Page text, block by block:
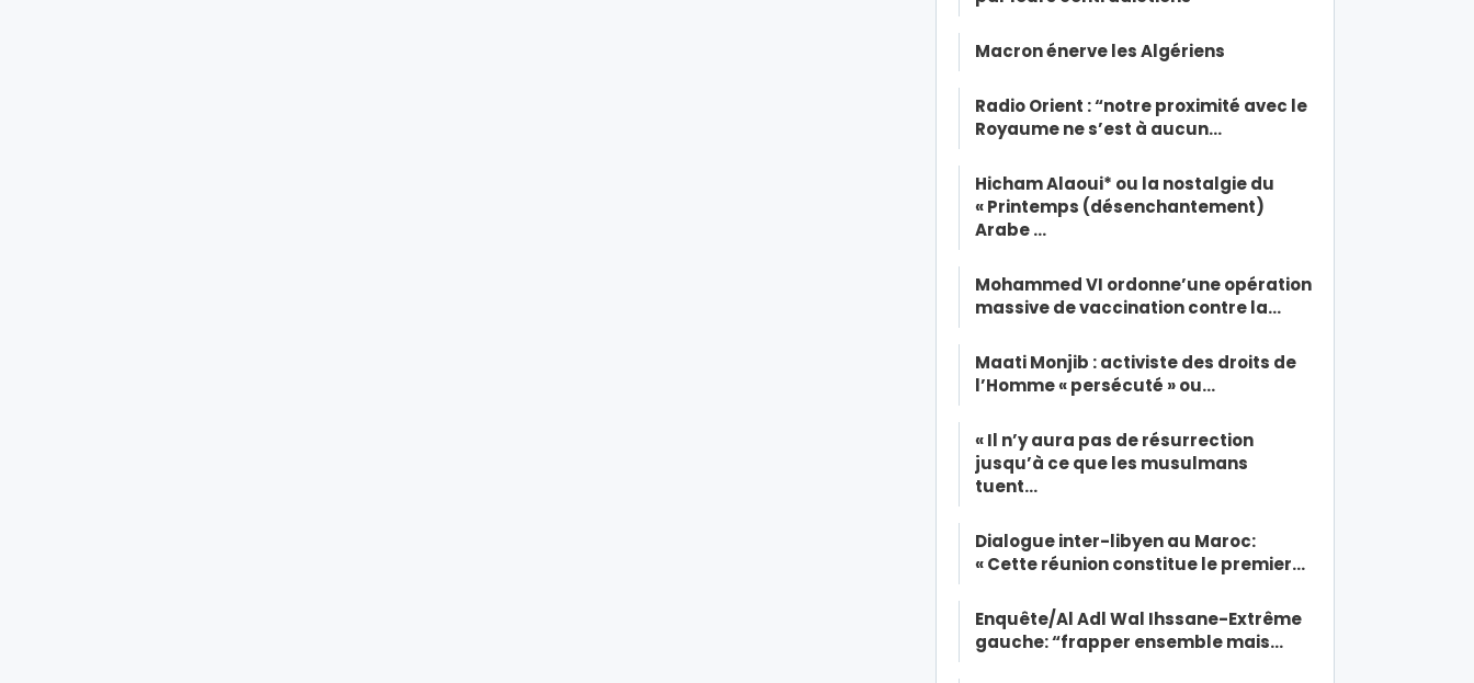
Macron énerve les Algériens
Radio Orient : “notre proximité avec le
Royaume ne s’est à aucun…
Hicham Alaoui* ou la nostalgie du
« Printemps (désenchantement)
Arabe …
Mohammed VI ordonne’une opération
massive de vaccination contre la…
Maati Monjib : activiste des droits de
l’Homme « persécuté » ou…
« Il n’y aura pas de résurrection
jusqu’à ce que les musulmans
tuent…
Dialogue inter-libyen au Maroc:
« Cette réunion constitue le premier…
Enquête/Al Adl Wal Ihssane-Extrême
gauche: “frapper ensemble mais…